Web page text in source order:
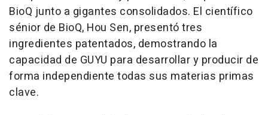
BioQ junto a gigantes consolidados. El científico
sénior de BioQ, Hou Sen, presentó tres
ingredientes patentados, demostrando la
capacidad de GUYU para desarrollar y producir de
forma independiente todas sus materias primas
clave.